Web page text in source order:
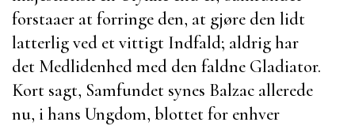
forstaaer at forringe den, at gjøre den lidt
latterlig ved et vittigt Indfald; aldrig har
det Medlidenhed med den faldne Gladiator.
Kort sagt, Samfundet synes Balzac allerede
nu, i hans Ungdom, blottet for enhver